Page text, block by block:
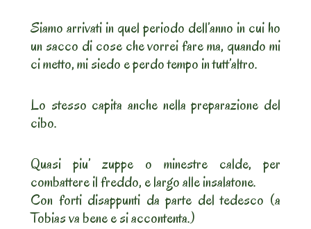
Siamo arrivati in quel periodo dell’anno in cui ho
un sacco di cose che vorrei fare ma, quando mi
ci metto, mi siedo e perdo tempo in tutt’altro.
Lo stesso capita anche nella preparazione del
cibo.
Quasi piu’ zuppe o minestre calde, per
combattere il freddo, e largo alle insalatone.
Con forti disappunti da parte del tedesco (a
Tobias va bene e si accontenta.)